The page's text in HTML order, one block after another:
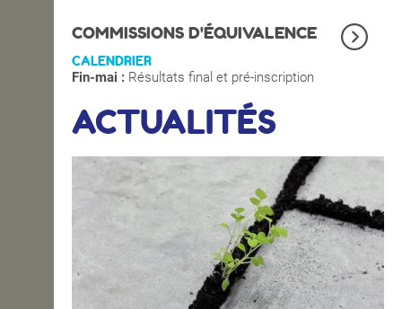
COMMISSIONS D'ÉQUIVALENCE
CALENDRIER
Fin-mai : Résultats final et pré-inscription
ACTUALITÉS